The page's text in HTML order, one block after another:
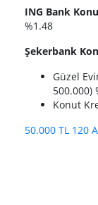
ING Bank
%1.48
Şekerbank
Güzel
500.000)
Konut
50.000 TL 120